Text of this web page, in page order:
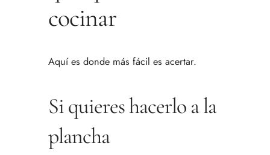
cocinar
Aquí es donde más fácil es acertar.
Si quieres hacerlo a la
plancha